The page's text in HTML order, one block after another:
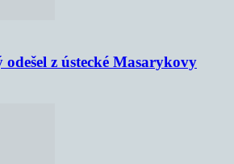
z ústecké Masarykovy